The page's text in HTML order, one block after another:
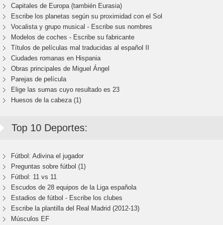
Capitales de Europa (también Eurasia)
Escribe los planetas según su proximidad con el Sol
Vocalista y grupo musical - Escribe sus nombres
Modelos de coches - Escribe su fabricante
Títulos de películas mal traducidas al español II
Ciudades romanas en Hispania
Obras principales de Miguel Ángel
Parejas de película
Elige las sumas cuyo resultado es 23
Huesos de la cabeza (1)
Top 10 Deportes:
Fútbol: Adivina el jugador
Preguntas sobre fútbol (1)
Fútbol: 11 vs 11
Escudos de 28 equipos de la Liga española
Estadios de fútbol - Escribe los clubes
Escribe la plantilla del Real Madrid (2012-13)
Músculos EF